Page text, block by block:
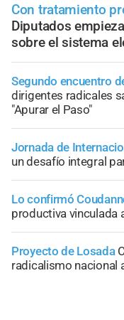
Con tratamiento
Diputados
sobre el sistema
Segundo encuentro
dirigentes radicales
"Apurar el Paso"
Jornada de
un desafío integral
Lo confirmó
productiva vinculada
Proyecto de Losada
radicalismo nacional